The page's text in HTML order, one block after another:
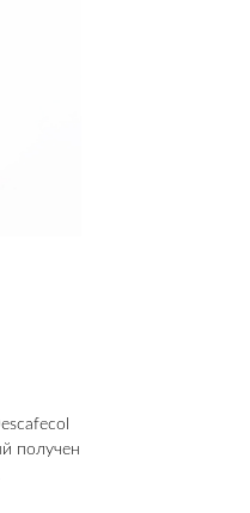
получен